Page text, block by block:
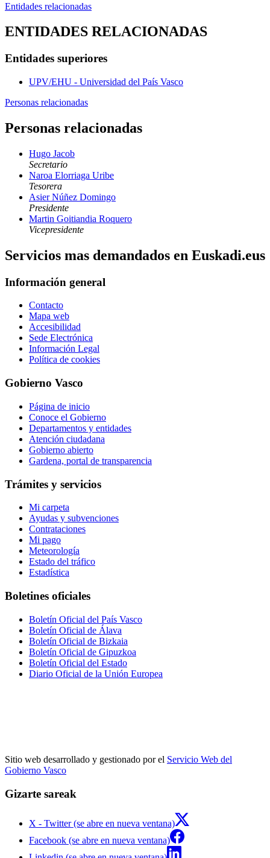
Entidades relacionadas
ENTIDADES RELACIONADAS
Entidades superiores
UPV/EHU - Universidad del País Vasco
Personas relacionadas
Personas relacionadas
Hugo Jacob
Secretario
Naroa Elorriaga Uribe
Tesorera
Asier Núñez Domingo
Presidente
Martin Goitiandia Roquero
Vicepresidente
Servicios mas demandados en Euskadi.eus
Información general
Contacto
Mapa web
Accesibilidad
Sede Electrónica
Información Legal
Política de cookies
Gobierno Vasco
Página de inicio
Conoce el Gobierno
Departamentos y entidades
Atención ciudadana
Gobierno abierto
Gardena, portal de transparencia
Trámites y servicios
Mi carpeta
Ayudas y subvenciones
Contrataciones
Mi pago
Meteorología
Estado del tráfico
Estadística
Boletines oficiales
Boletín Oficial del País Vasco
Boletín Oficial de Álava
Boletín Oficial de Bizkaia
Boletín Oficial de Gipuzkoa
Boletín Oficial del Estado
Diario Oficial de la Unión Europea
Sitio web desarrollado y gestionado por el Servicio Web del
Gobierno Vasco
Gizarte sareak
X - Twitter (se abre en nueva ventana)
Facebook (se abre en nueva ventana)